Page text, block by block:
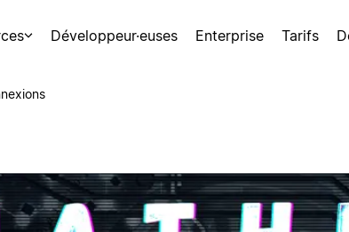
Développeur·euses Enterprise Tarifs